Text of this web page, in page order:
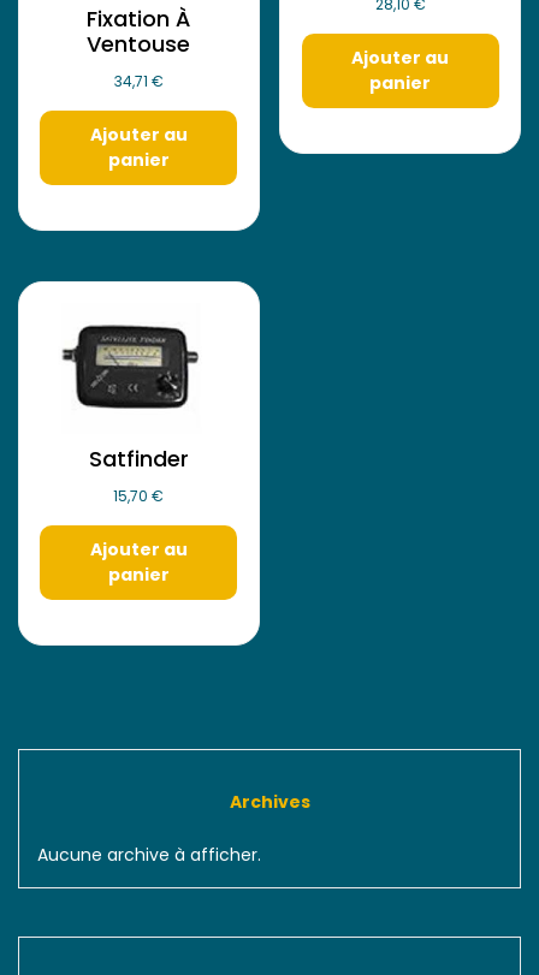
Fixation À
Ventouse
34,71 €
Ajouter au
panier
28,10 €
Ajouter au
panier
Satfinder
15,70€
Ajouter au
panier
Archives
Aucune archive à afficher.